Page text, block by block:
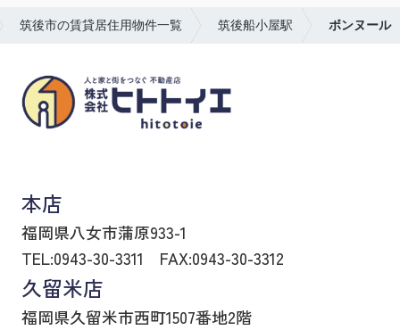
筑後市の賃貸居住用物件一覧 筑後船小屋駅 ボンヌール
本店
福岡県八女市蒲原933-1
TEL:0943-30-3311
FAX:0943-30-3312
久留米店
福岡県久留米市西町1507番地2階